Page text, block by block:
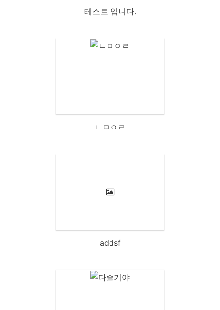
테스트 입니다.
ㄴㅁㅇㄹ
addsf